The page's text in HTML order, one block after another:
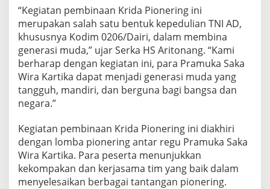
a
S
a
k
a
W
i
r
a
r
i
a
“Kegiatan pembinaan Krida Pionering ini
merupakan salah satu bentuk kepedulian TNI AD,
khususnya Kodim 0206/Dairi, dalam membina
generasi muda,” ujar Serka HS Aritonang. “Kami
berharap dengan kegiatan ini, para Pramuka Saka
Wira Kartika dapat menjadi generasi muda yang
tangguh, mandiri, dan berguna bagi bangsa dan
negara.”
Kegiatan pembinaan Krida Pionering ini diakhiri
dengan lomba pionering antar regu Pramuka Saka
Wira Kartika. Para peserta menunjukkan
kekompakan dan kerjasama tim yang baik dalam
menyelesaikan berbagai tantangan pionering.